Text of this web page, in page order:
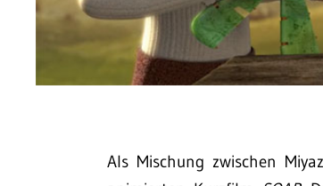
Als Mischung zwischen